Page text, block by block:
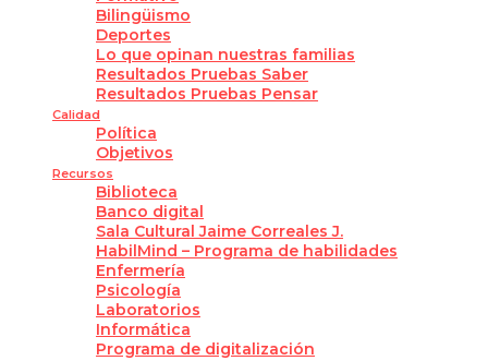
Bilingüismo
Deportes
Lo que opinan nuestras familias
Resultados Pruebas Saber
Resultados Pruebas Pensar
Calidad
Política
Objetivos
Recursos
Biblioteca
Banco digital
Sala Cultural Jaime Correales J.
HabilMind – Programa de habilidades
Enfermería
Psicología
Laboratorios
Informática
Programa de digitalización